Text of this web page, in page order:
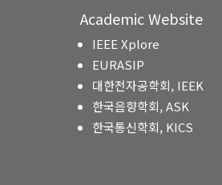
Academic Website
IEEE Xplore
EURASIP
대한전자공학회, IEEK
한국음향학회, ASK
한국통신학회, KICS